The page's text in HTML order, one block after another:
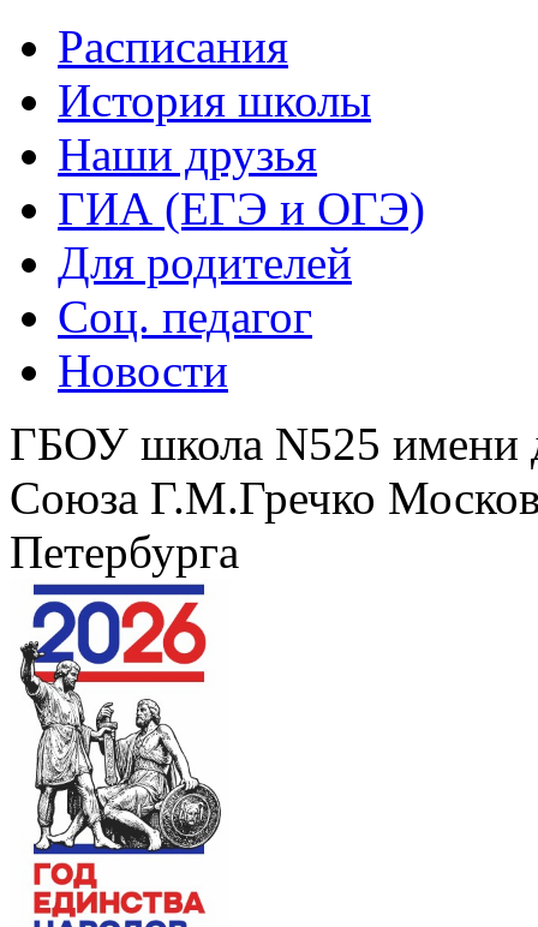
Расписания
История школы
Наши друзья
ГИА (ЕГЭ и ОГЭ)
Для родителей
Соц. педагог
Новости
ГБОУ школа N525 имени
Союза Г.М.Гречко
Петербурга